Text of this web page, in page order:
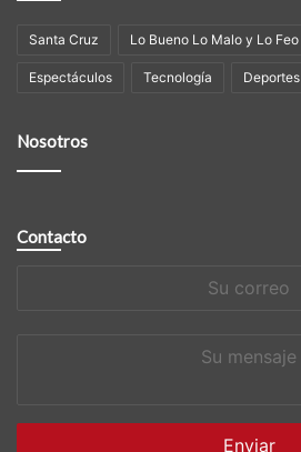
Santa Cruz Lo Bueno Lo Malo y Lo Feo
Espectáculos Tecnología Deportes
Nosotros
Contacto